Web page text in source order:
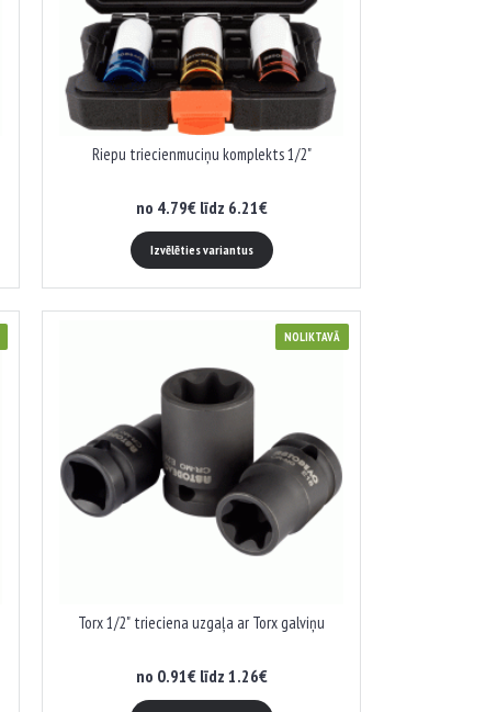
Riepu triecienmuciņu komplekts 1/2"
no 4.79€ līdz 6.21€
Izvēlēties variantus
NOLIKTAVĀ
Torx 1/2" trieciena uzgaļa ar Torx galviņu
no 0.91€ līdz 1.26€